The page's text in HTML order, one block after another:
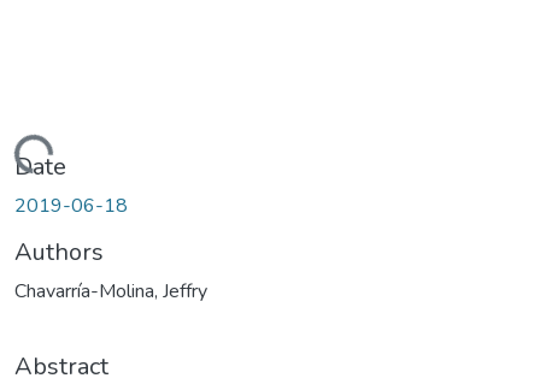
Loading...
Date
2019-06-18
Authors
Chavarría-Molina, Jeffry
Abstract